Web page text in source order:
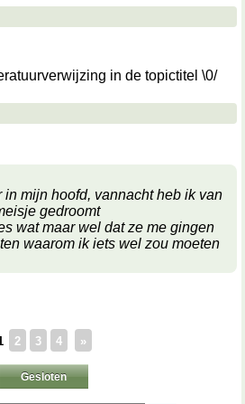
in de topictitel \0/
mijn hoofd, vannacht heb ik van
gedroomt
wat maar wel dat ze me gingen
waarom ik iets wel zou moeten
2 3 4 »
Gesloten